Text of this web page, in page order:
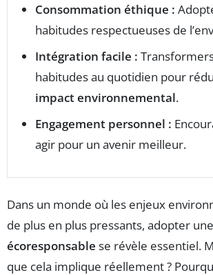
Consommation éthique :
habitudes respectueuses de
Intégration facile :
habitudes au quotidien pour
impact environnemental.
Engagement personnel :
agir pour un avenir meilleur.
Dans un monde où les enjeux
de plus en plus pressants, adopter une
écoresponsable se révèle essentiel.
que cela implique réellement ?